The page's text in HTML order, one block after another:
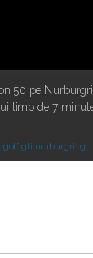
50 pe
timp de 7
golf gti nurburgring